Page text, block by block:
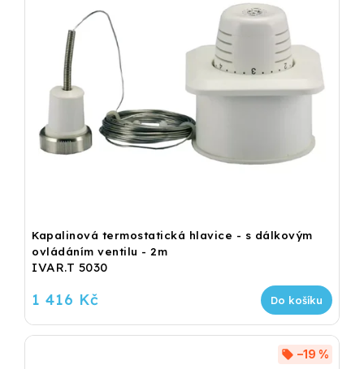
Kapalinová termostatická hlavice - s dálkovým
ovládáním ventilu - 2m
IVAR.T 5030
1 416 Kč Do košíku
–19 %